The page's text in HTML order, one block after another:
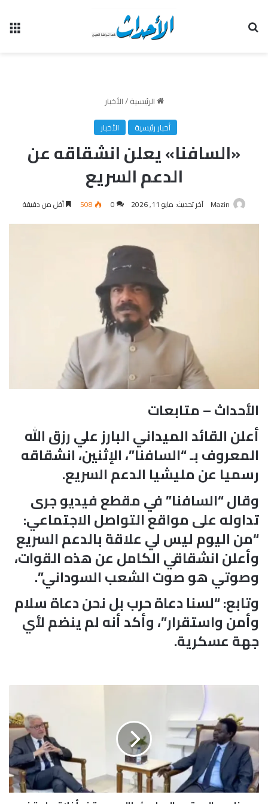
الرئيسية/الأخبار
أخبار رئيسية
الأخبار
«السافنا» يعلن انشقاقه عن
الدعم السريع
Mazin آخر تحديث: مايو 11, 2026 0
508 أقل من دقيقة
الأحداث – متابعات
أعلن القائد الميداني البارز علي رزق الله
المعروف بـ “السافنا”، الإثنين، انشقاقه
رسميا عن مليشيا الدعم السريع.
وقال “السافنا” في مقطع فيديو جرى
تداوله على مواقع التواصل الاجتماعي:
“من اليوم ليس لي علاقة بالدعم السريع
وأعلن انشقاقي الكامل عن هذه القوات،
وصوتي هو صوت الشعب السوداني”.
وتابع: “لسنا دعاة حرب بل نحن دعاة سلام
وأمن واستقرار”، وأكد أنه لم ينضم لأي
جهة عسكرية.
و
:
ا
ل
م